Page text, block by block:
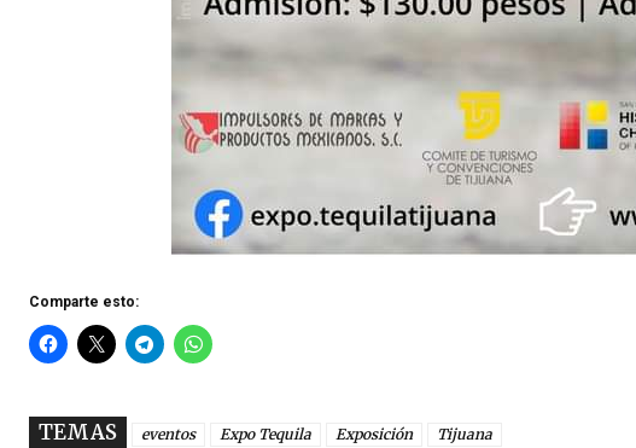
Comparte esto:
TEMAS eventos Expo Tequila Exposición Tijuana